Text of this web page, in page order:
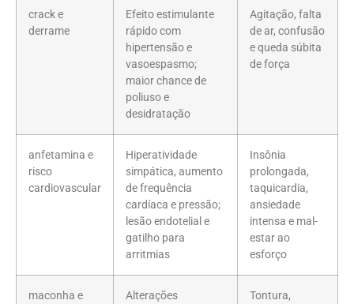
crack e
derrame
Efeito estimulante
rápido com
hipertensão e
vasoespasmo;
maior chance de
poliuso e
desidratação
Agitação, falta
de ar, confusão
e queda súbita
de força
anfetamina e
risco
cardiovascular
Hiperatividade
simpática, aumento
de frequência
cardíaca e pressão;
lesão endotelial e
gatilho para
arritmias
Insônia
prolongada,
taquicardia,
ansiedade
intensa e mal-
estar ao
esforço
maconha e
Alterações
Tontura,